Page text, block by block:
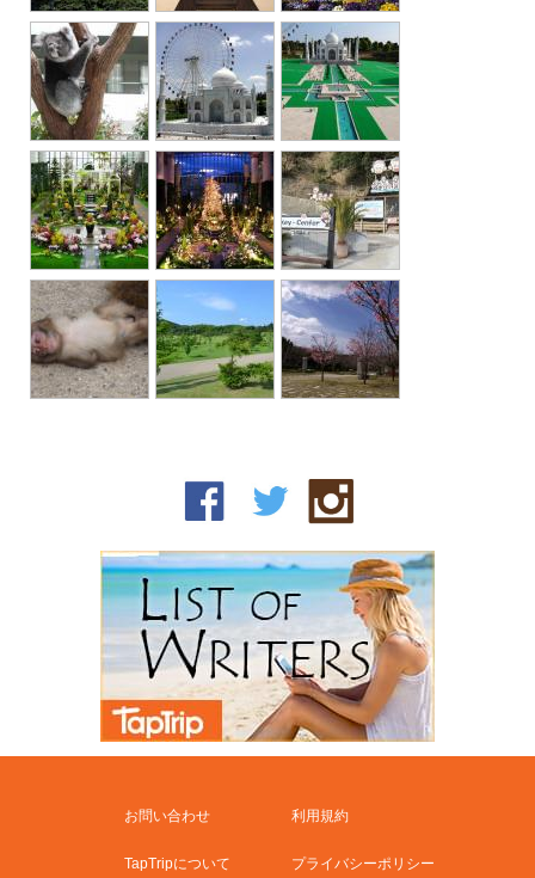
お問い合わせ 利用規約
TapTripについて プライバシーポリシー